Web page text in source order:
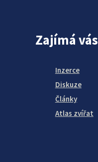
Zajímá vás
Inzerce
Diskuze
Články
Atlas zvířat